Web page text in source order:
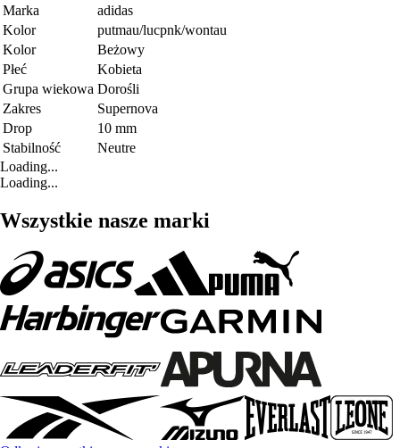
Marka
adidas
Kolor
putmau/lucpnk/wontau
Kolor
Beżowy
Płeć
Kobieta
Grupa wiekowa Dorośli
Zakres
Supernova
Drop
10 mm
Stabilność
Neutre
Loading...
Loading...
Wszystkie nasze marki